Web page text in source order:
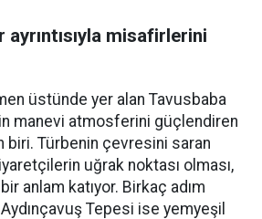
ayrıntısıyla misafirlerini
üstünde yer alan Tavusbaba
manevi atmosferini güçlendiren
biri. Türbenin çevresini saran
uğrak noktası olması,
anlam katıyor. Birkaç adım
Tepesi ise yemyeşil